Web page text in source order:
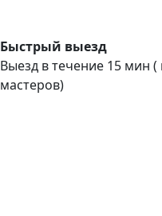
Быстрый выезд
Выезд в течение 15 мин
мастеров)